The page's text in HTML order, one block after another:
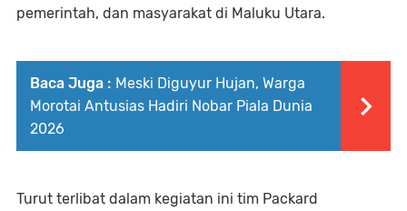
pemerintah, dan masyarakat di Maluku Utara.
Baca Juga : Meski Diguyur Hujan, Warga
Morotai Antusias Hadiri Nobar Piala Dunia
2026
Turut terlibat dalam kegiatan ini tim Packard